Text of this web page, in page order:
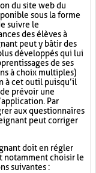
du site web du
sous la forme
suivre le
des élèves à
peut y bâtir des
développés qui lui
de ses
à choix multiples)
à cet outil puisqu’il
prévoir une
Par
aux questionnaires
peut corriger
doit en régler
notamment choisir le
suivantes :